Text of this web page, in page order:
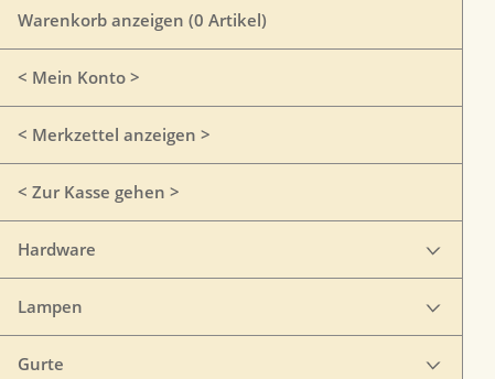
Warenkorb anzeigen (0 Artikel)
< Mein Konto >
< Merkzettel anzeigen >
< Zur Kasse gehen >
Hardware
Lampen
Gurte